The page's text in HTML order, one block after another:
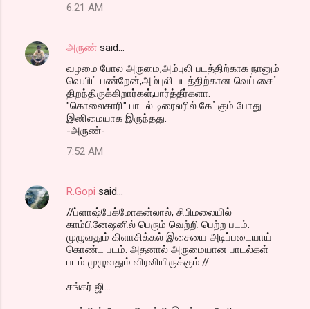
6:21 AM
அருண் said…
வழமை போல அருமை,அம்புலி படத்திற்காக நானும்
வெயிட் பண்றேன்,அம்புலி படத்திற்கான வெப் சைட்
திறந்திருக்கிறார்கள்,பார்த்தீர்களா.
"கொலைகாரி" பாடல் டிரைலரில் கேட்கும் போது
இனிமையாக இருந்தது.
-அருண்-
7:52 AM
R.Gopi said…
//ப்ளாஷ்பேக்மோகன்லால், சிபிமலையில்
காம்பினேஷனில் பெரும் வெற்றி பெற்ற படம்.
முழுவதும் கிளாசிக்கல் இசையை அடிப்படையாய்
கொண்ட படம். அதனால் அருமையான பாடல்கள்
படம் முழுவதும் விரவியிருக்கும்.//
சங்கர் ஜி...